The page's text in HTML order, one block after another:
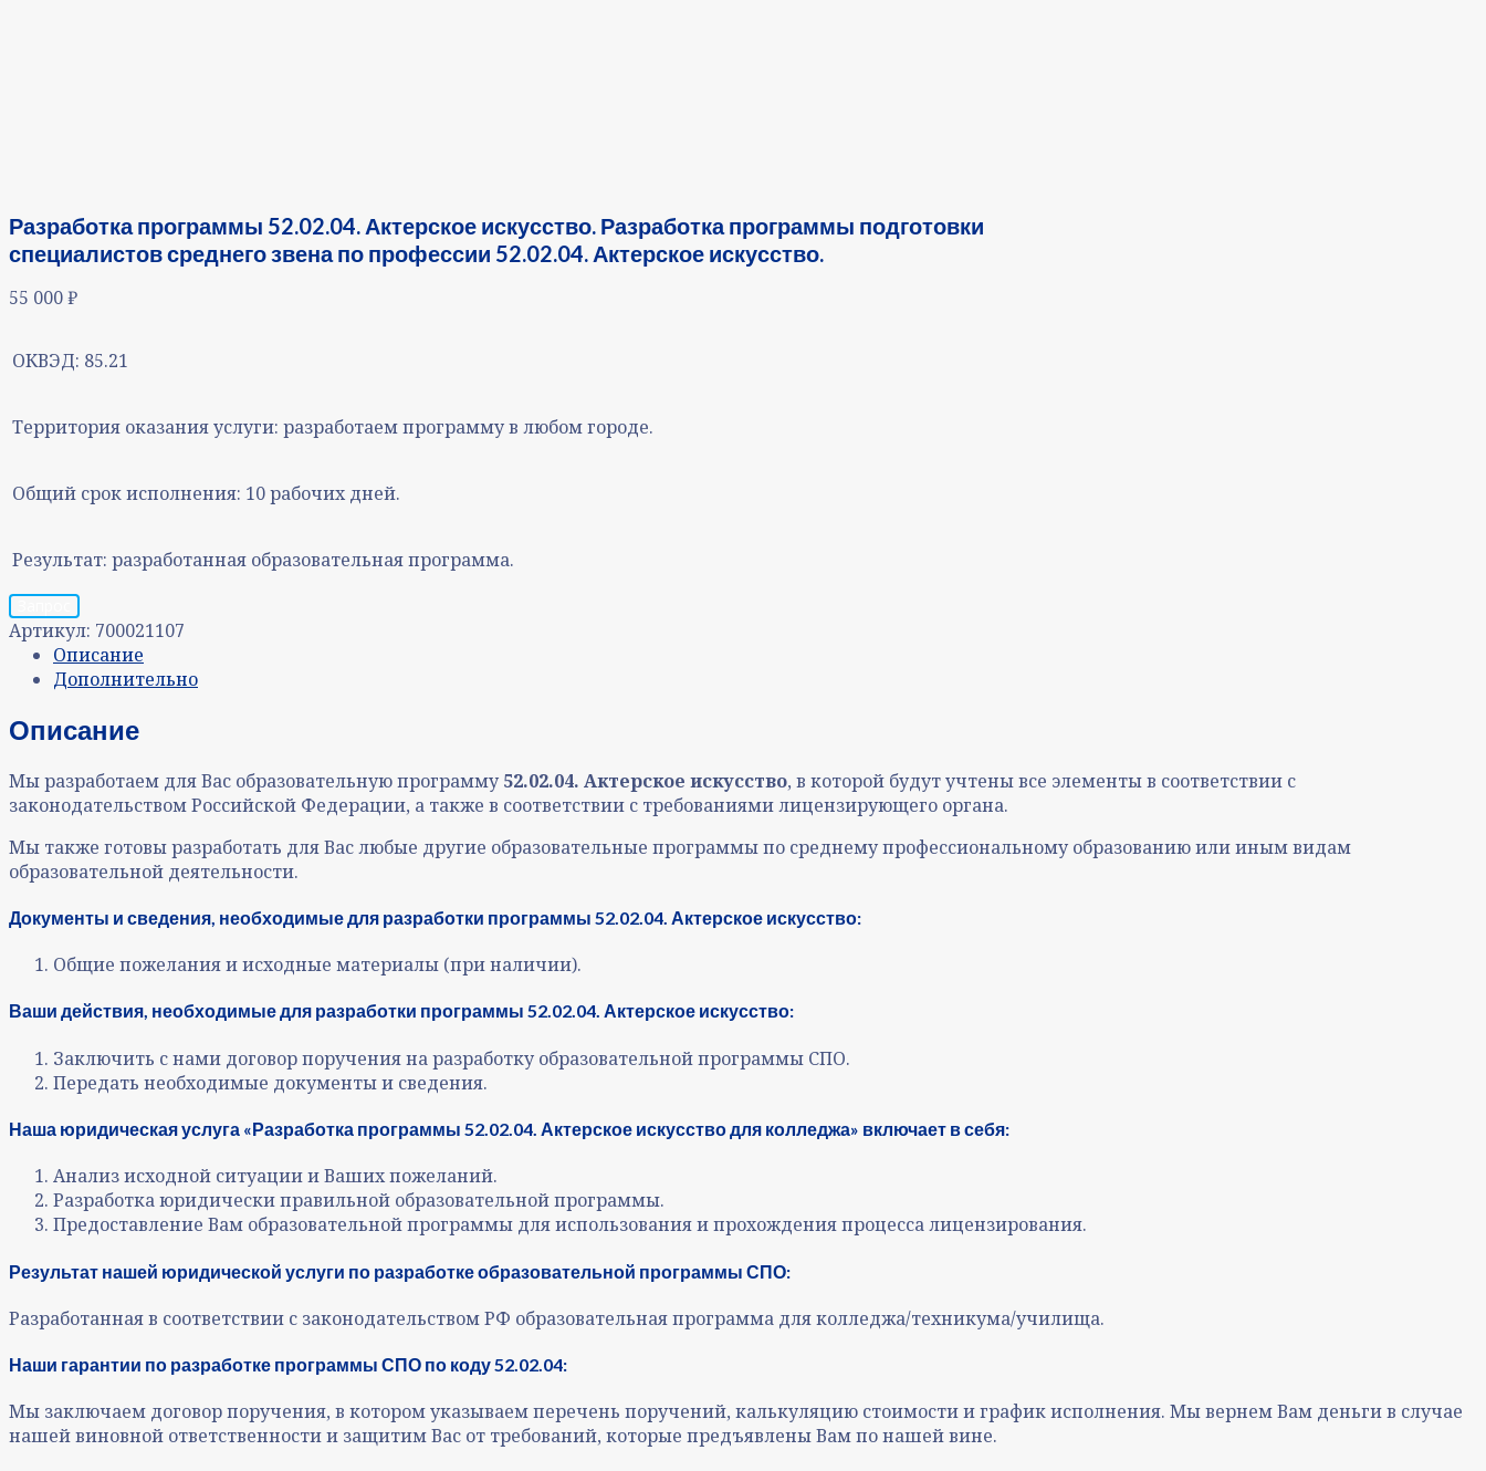
Разработка программы 52.02.04. Актерское искусство. Разработка программы подготовки
специалистов среднего звена по профессии 52.02.04. Актерское искусство.
55 000₽
ОКВЭД: 85.21
Территория оказания услуги: разработаем программу в любом городе.
Общий срок исполнения: 10 рабочих дней.
Результат: разработанная образовательная программа.
Артикул: 700021107
Описание
Дополнительно
Описание
Мы разработаем для Вас образовательную программу 52.02.04. Актерское искусство, в которой будут учтены все элементы в соответствии с
законодательством Российской Федерации, а также в соответствии с требованиями лицензирующего органа.
Мы также готовы разработать для Вас любые другие образовательные программы по среднему профессиональному образованию или иным видам
образовательной деятельности.
Документы и сведения, необходимые для разработки программы 52.02.04. Актерское искусство:
Общие пожелания и исходные материалы (при наличии).
Ваши действия, необходимые для разработки программы 52.02.04. Актерское искусство:
Заключить с нами договор поручения на разработку образовательной программы СПО.
Передать необходимые документы и сведения.
Наша юридическая услуга «Разработка программы 52.02.04. Актерское искусство для колледжа» включает в себя:
Анализ исходной ситуации и Ваших пожеланий.
Разработка юридически правильной образовательной программы.
Предоставление Вам образовательной программы для использования и прохождения процесса лицензирования.
Результат нашей юридической услуги по разработке образовательной программы СПО:
Разработанная в соответствии с законодательством РФ образовательная программа для колледжа/техникума/училища.
Наши гарантии по разработке программы СПО по коду 52.02.04:
Мы заключаем договор поручения, в котором указываем перечень поручений, калькуляцию стоимости и график исполнения. Мы вернем Вам деньги в случае
нашей виновной ответственности и защитим Вас от требований, которые предъявлены Вам по нашей вине.